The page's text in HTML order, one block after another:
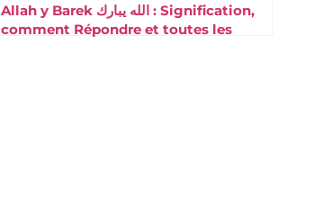
Allah y Barek الله يبارك : Signification,
comment Répondre et toutes les